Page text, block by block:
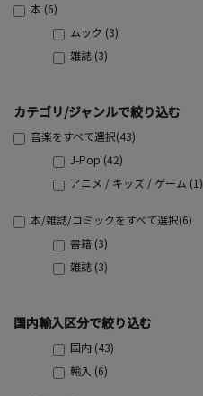
本 (6)
ムック (3)
雑誌 (3)
カテゴリ/ジャンルで絞り込む
音楽をすべて選択(43)
J-Pop (42)
アニメ / キッズ / ゲーム (1)
本/雑誌/コミックをすべて選択(6)
書籍 (3)
雑誌 (3)
国内輸入区分で絞り込む
国内 (43)
輸入 (6)